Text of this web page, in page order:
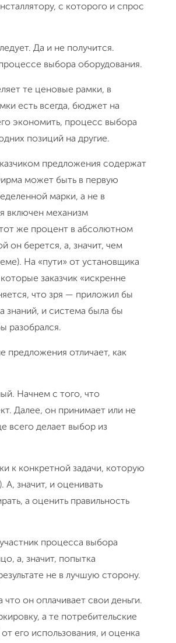
с которого и спрос
Да и не получится.
выбора оборудования.
те ценовые рамки, в
есть всегда, бюджет на
экономить, процесс выбора
позиций на другие.
предложения содержат
может быть в первую
марки, а не в
включен механизм
же процент в абсолютном
он берется, а, значит, чем
На «пути» от установщика
заказчик «искренне
что зря — приложил бы
и система была бы
разобрался.
предложения отличает, как
Начнем с того, что
Далее, он принимает или не
всего делает выбор из
к конкретной задачи, которую
А, значит, и оценивать
а оценить правильность
процесса выбора
а, значит, попытка
не в лучшую сторону.
он оплачивает свои деньги.
а те потребительские
его использования, и оценка